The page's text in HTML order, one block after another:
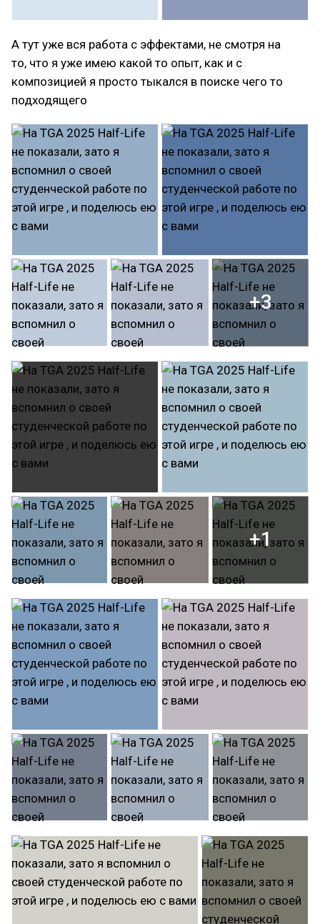
А тут уже вся работа с эффектами, не смотря на
то, что я уже имею какой то опыт, как и с
композицией я просто тыкался в поиске чего то
подходящего
+3
+1